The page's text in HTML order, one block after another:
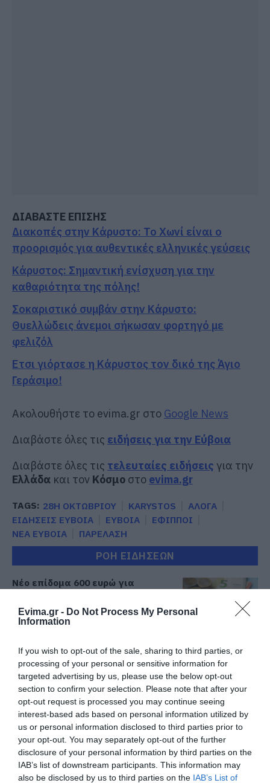
Evima.gr - Do Not Process My Personal
Information
If you wish to opt-out of the sale, sharing to third parties, or
processing of your personal or sensitive information for
targeted advertising by us, please use the below opt-out
section to confirm your selection. Please note that after your
opt-out request is processed you may continue seeing
interest-based ads based on personal information utilized by
us or personal information disclosed to third parties prior to
your opt-out. You may separately opt-out of the further
disclosure of your personal information by third parties on the
IAB’s list of downstream participants. This information may
also be disclosed by us to third parties on the IAB’s List of
ΔΙΑΒΑΣΤΕ ΕΠΙΣΗΣ
Διακοπές στην Κάρυστο: Το Χωνί είναι ο
προορισμός για αυθεντικές ελληνικές γεύσεις
Κάρυστος: Σημαντική ενίσχυση για την
καθαριότητα της πόλης!
Σοκαριστικό συμβάν στην Κάρυστο:
Θυελλώδεις άνεμοι σήκωσαν φορτηγό με
φελιζόλ
Ετσι γιόρτασε η Κάρυστος τον δικό της Άγιο
Γεράσιμο!
Ακολουθήστε το evima.gr στο Google News
Διαβάστε όλες τις ειδήσεις για την Εύβοια
Διαβάστε όλες τις τελευταίες ειδήσεις για την
Ελλάδα και τον Κόσμο στο evima.gr
TAGS: 28Η ΟΚΤΩΒΡΙΟΥ KARYSTOS
ΑΛΟΓΑ
ΕΙΔΗΣΕΙΣ ΕΥΒΟΙΑ
ΕΥΒΟΙΑ
ΕΦΙΠΠΟΙ
ΝΕΑ ΕΥΒΟΙΑ
ΠΑΡΕΛΑΣΗ
ΡΟΗ ΕΙΔΗΣΕΩΝ
Νέο επίδομα 600 ευρώ για
σπουδαστές: Οι δικαιούχοι
07.08.2026 | 19:00
Αυτός ο δήμος της Εύβοιας πάει
στα δικαστήρια για τις
ανεμογεννήτριες
07.08.2026 | 18:40
Τραγική κατάληξη είχε η
θαλάσσια εκδρομή για 57χρονο
τουρίστα
07.08.2026 | 18:20
Βαρύ πένθος για τον εκπαιδευτικό